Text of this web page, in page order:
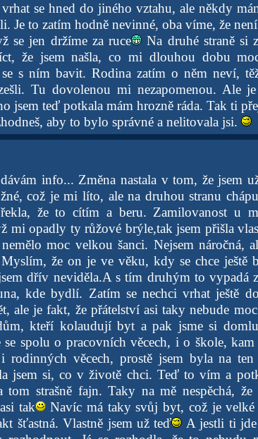
se hned do jiného vztahu, ale někdy
Je to zatím hodně nevinné, oba víme, že
se jen držíme za ruce
Na druhé straně si
že jsem našla, co mi dlouhou dobu
s ním bavit. Rodina zatím o něm neví,
Tu dovolenou mi nezapomenou. Ale
jsem teď potkala mám hrozně ráda. Tak ti
aby to bylo správné a nelitovala jsi.
info... Změna nastala v tom, že jsem
což je mi líto, ale na druhou stranu
že to cítím a beru. Zamilovanost u
mi opadly ty růžové brýle,tak jsem přišla
moc velkou šanci. Nejsem náročná,
že on je ve věku, kdy se chce ještě
dřív neviděla.A s tím druhým to vypadá
kde bydlí. Zatím se nechci vrhat ještě
ale je fakt, že přátelství asi taky nebude
kteří kolaudují byt a pak jsme si
se spolu o pracovních věcech, i o škole,
rodinných věcech, prostě jsem byla na
jsem si, co v životě chci. Teď to vím a
strašně fajn. Taky na mě nespěchá,
tak
Navíc má taky svůj byt, což je velké
šťastná. Vlastně jsem už teď
A jestli ti